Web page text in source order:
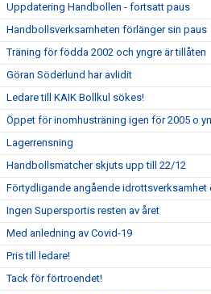
Uppdatering Handbollen - fortsatt paus
Handbollsverksamheten förlänger sin paus
Träning för födda 2002 och yngre är tillåten
Göran Söderlund har avlidit
Ledare till KAIK Bollkul sökes!
Öppet för inomhusträning igen för 2005 o
Lagerrensning
Handbollsmatcher skjuts upp till 22/12
Förtydligande angående idrottsverksamhet
Ingen Supersportis resten av året
Med anledning av Covid-19
Pris till ledare!
Tack för förtroendet!